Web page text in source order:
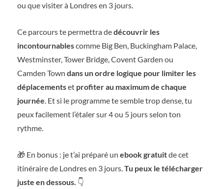
ou que visiter à Londres en 3 jours.
Ce parcours te permettra dedécouvrir les
incontournablescomme Big Ben, Buckingham Palace,
Westminster, Tower Bridge, Covent Garden ou
Camden Town dans un ordre logique pour limiter les
déplacementset profiter au maximum de chaque
journée. Et si le programme te semble trop dense, tu
peux facilement l’étaler sur 4 ou 5 jours selon ton
rythme.
🎁 En bonus : je t’ai préparé un ebook gratuitde cet
itinéraire de Londres en 3 jours.Tu peux le télécharger
juste en dessous. 👇